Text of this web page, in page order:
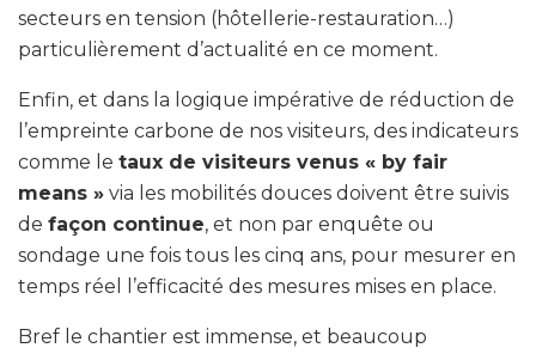
secteurs en tension (hôtellerie-restauration…)
particulièrement d’actualité en ce moment.
Enfin, et dans la logique impérative de réduction de
l’empreinte carbone de nos visiteurs, des indicateurs
comme le taux de visiteurs venus « by fair
means » via les mobilités douces doivent être suivis
de façon continue, et non par enquête ou
sondage une fois tous les cinq ans, pour mesurer en
temps réel l’efficacité des mesures mises en place.
Bref le chantier est immense, et beaucoup